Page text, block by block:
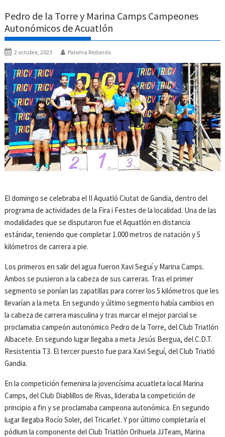
Pedro de la Torre y Marina Camps Campeones
Autonómicos de Acuatlón
2 octubre, 2023 Paloma Redondo
El domingo se celebraba el II Aquatló Ciutat de Gandia, dentro del
programa de actividades de la Fira i Festes de la localidad. Una de las
modalidades que se disputaron fue el Aquatlón en distancia
estándar, teniendo que completar 1.000 metros de natación y 5
kilómetros de carrera a pie.
Los primeros en salir del agua fueron Xavi Seguí y Marina Camps.
Ambos se pusieron a la cabeza de sus carreras. Tras el primer
segmento se ponían las zapatillas para correr los 5 kilómetros que les
llevarían a la meta. En segundo y último segmento había cambios en
la cabeza de carrera masculina y tras marcar el mejor parcial se
proclamaba campeón autonómico Pedro de la Torre, del Club Triatlón
Albacete. En segundo lugar llegaba a meta Jesús Bergua, del C.D.T.
Resistentia T3. El tercer puesto fue para Xavi Seguí, del Club Triatló
Gandia.
En la competición femenina la jovencísima acuatleta local Marina
Camps, del Club Diablillos de Rivas, lideraba la competición de
principio a fin y se proclamaba campeona autonómica. En segundo
lugar llegaba Rocío Soler, del Tricarlet. Y por último completaría el
pódium la componente del Club Triatlón Orihuela JJTeam, Marina